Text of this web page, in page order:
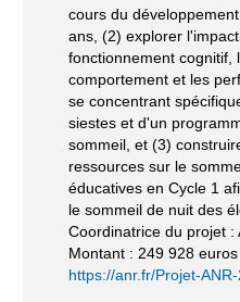
cours du
ans, (2) explorer
fonctionnement cognitif,
comportement et les
se concentrant
siestes et d'un
sommeil, et (3)
ressources sur le
éducatives en Cycle 1
le sommeil de nuit des
Coordinatrice du projet :
Montant : 249 928
https://anr.fr/Projet-